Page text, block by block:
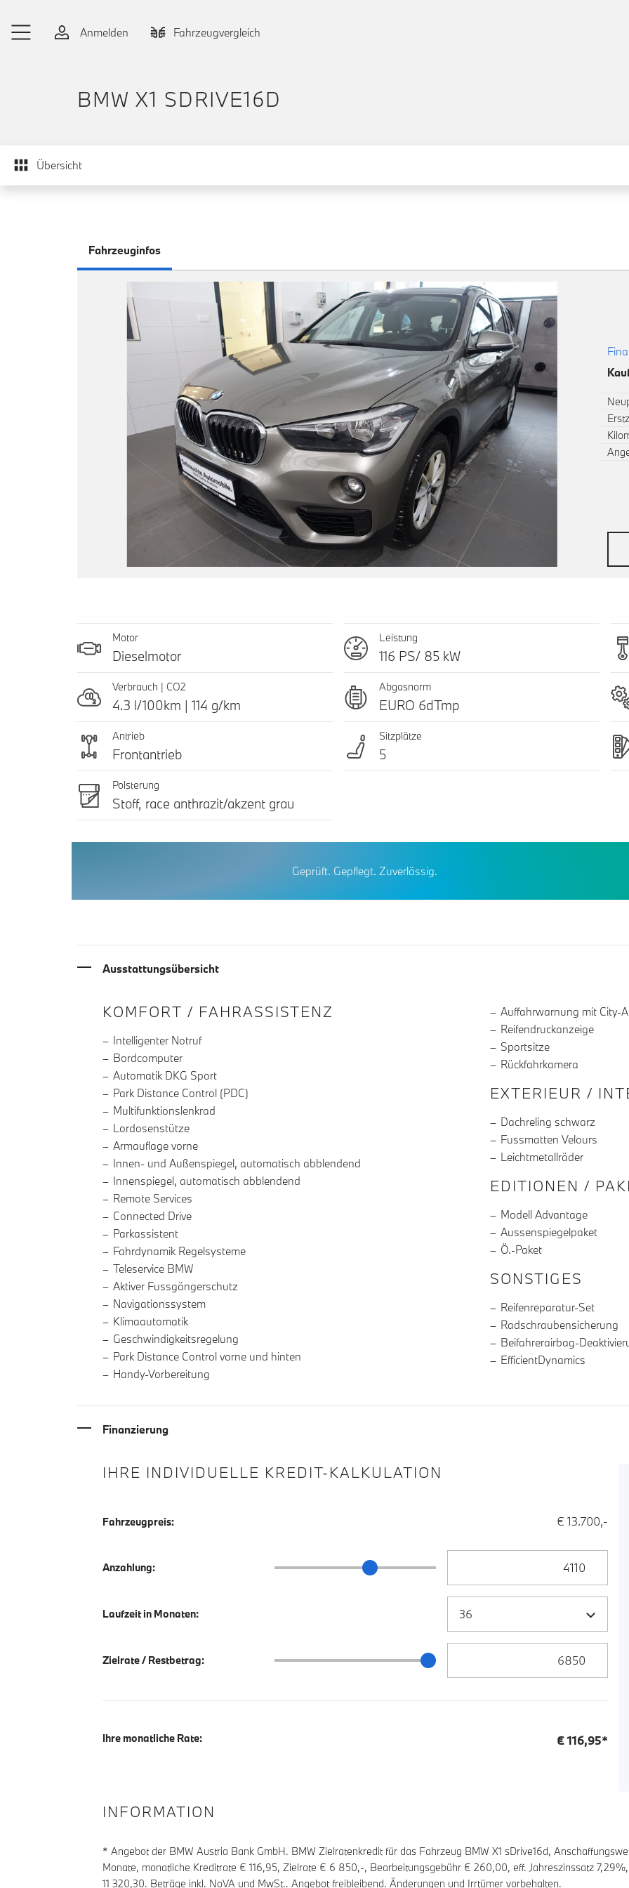
Anmelden
Fahrzeugvergleich
BMW X1 SDRIVE16D
Übersicht
Fahrzeuginfos
Motor
Dieselmotor
Leistung
116 PS/ 85 kW
Verbrauch | CO2
4.3 l/100km | 114 g/km
Abgasnorm
EURO 6dTmp
Antrieb
Frontantrieb
Sitzplätze
5
Polsterung
Stoff, race anthrazit/akzent grau
Geprüft. Gepflegt. Zuverlässig.
Ausstattungsübersicht
INFORMATIONEN ÜBER DIE AUSSTATTUNG
KOMFORT / FAHRASSISTENZ
Intelligenter Notruf
Bordcomputer
Automatik DKG Sport
Park Distance Control (PDC)
Multifunktionslenkrad
Lordosenstütze
Armauflage vorne
Innen- und Außenspiegel, automatisch abblendend
Innenspiegel, automatisch abblendend
Remote Services
Connected Drive
Parkassistent
Fahrdynamik Regelsysteme
Teleservice BMW
Aktiver Fussgängerschutz
Navigationssystem
Klimaautomatik
Geschwindigkeitsregelung
Park Distance Control vorne und hinten
Handy-Vorbereitung
Auffahrwarnung mit City-
Reifendruckanzeige
Sportsitze
Rückfahrkamera
EXTERIEUR /
Dachreling schwarz
Fussmatten Velours
Leichtmetallräder
EDITIONEN /
Modell Advantage
Aussenspiegelpaket
Ö.-Paket
SONSTIGES
Reifenreparatur-Set
Radschraubensicherung
Beifahrerairbag-
EfficientDynamics
Finanzierung
IHRE INDIVIDUELLE KREDIT-KALKULATION
Fahrzeugpreis: € 13.700,-
Anzahlung: Anzahlung Schieberegler
Laufzeit in Monaten:
Zielrate / Restbetrag: Zielrate / Restbetrag Schieberegler
Ihre monatliche Rate: €116,95*
INFORMATION
* Angebot der BMW Austria Bank GmbH. BMW Zielratenkredit für das Fahrzeug BMW X1 sDrive16d,
Monate, monatliche Kreditrate € 116,95, Zielrate € 6 850,-, Bearbeitungsgebühr € 260,00, eff. Jahreszinssatz 7,29
11 320,30. Beträge inkl. NoVA und MwSt.. Angebot freibleibend. Änderungen und Irrtümer vorbehalten.